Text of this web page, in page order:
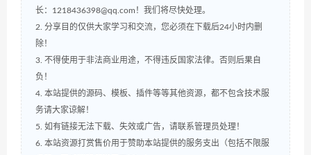
长：1218436398@qq.com！我们将尽快处理。
2. 分享目的仅供大家学习和交流，您必须在下载后24小时内删
除！
3. 不得使用于非法商业用途，不得违反国家法律。否则后果自
负！
4. 本站提供的源码、模板、插件等等其他资源，都不包含技术服
务请大家谅解！
5. 如有链接无法下载、失效或广告，请联系管理员处理！
6. 本站资源打赏售价用于赞助本站提供的服务支出（包括不限服